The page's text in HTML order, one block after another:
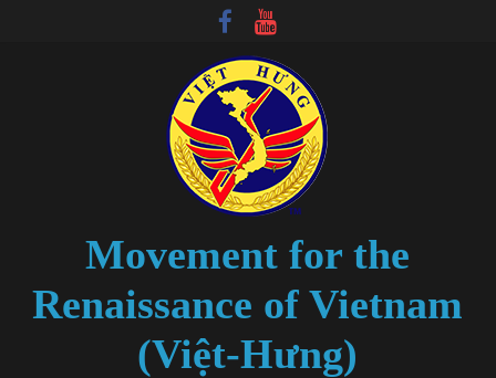
Movement for the
Renaissance of Vietnam
(Việt-Hưng)